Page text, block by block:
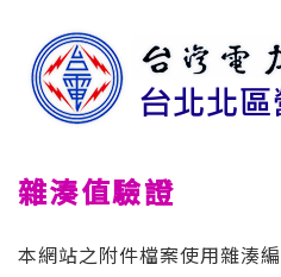
雜湊值驗證
本網站之附件檔案使用雜湊